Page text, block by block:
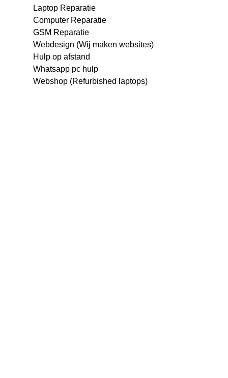
Laptop Reparatie
Computer Reparatie
GSM Reparatie
Webdesign (Wij maken websites)
Hulp op afstand
Whatsapp pc hulp
Webshop (Refurbished laptops)